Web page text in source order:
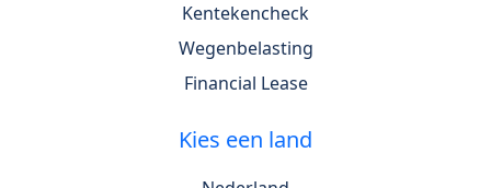
Kentekencheck
Wegenbelasting
Financial Lease
Kies een land